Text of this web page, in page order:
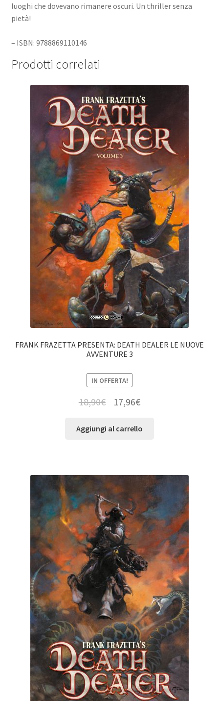
luoghi che dovevano rimanere oscuri. Un thriller senza
pietà!
– ISBN: 9788869110146
Prodotti correlati
FRANK FRAZETTA PRESENTA: DEATH DEALER LE NUOVE
AVVENTURE 3
IN OFFERTA!
18,90€ 17,96€
Aggiungi al carrello